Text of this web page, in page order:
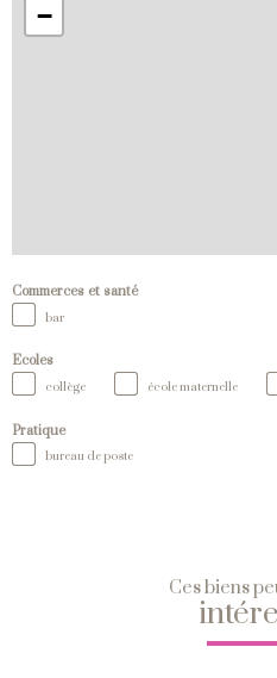
−
Commerces et santé
bar
Ecoles
collège école maternelle
Pratique
bureau de poste
Ces biens